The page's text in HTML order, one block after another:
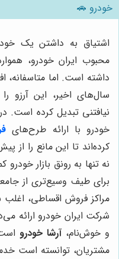
خودرو 🚗
اشتیاق به داشتن یک
محبوب ایران خودرو،
داشته است. اما متاسفانه،
سال‌های اخیر، این آرزو
نیافتنی تبدیل کرده است.
خودرو با ارائه طرح‌های
کرده‌اند تا این مانع را از
نه تنها به رونق بازار
برای طیف وسیع‌تری از
مراکز فروش اقساطی،
شرکت ایران خودرو ارائه
و خوش‌نام،آرشا خودرواست
مشتریان، توانسته است